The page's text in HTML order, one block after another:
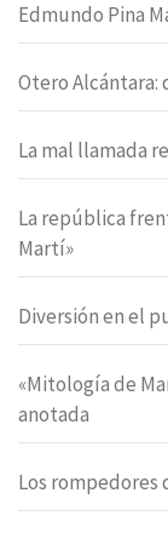
Edmundo Pina
Otero Alcántara:
La mal llamada
La república
Martí»
Diversión en el
«Mitología de
anotada
Los rompedores